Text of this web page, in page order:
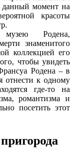
данный момент на
красоты
музею Родена,
знаменитого
коллекцией его
чтобы увидеть
Родена – в
отнести к одному
где-то на
романтизма и
посетить этот